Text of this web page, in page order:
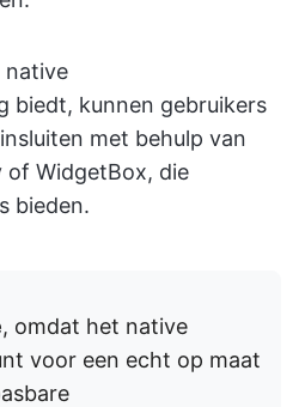
native
biedt, kunnen gebruikers
met behulp van
of WidgetBox, die
bieden.
, omdat het native
voor een echt op maat